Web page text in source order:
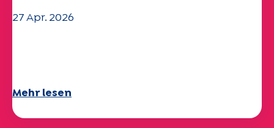
27 Apr. 2026
Mehr lesen